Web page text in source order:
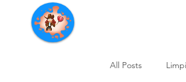
Servicios de limpieza de
All Posts